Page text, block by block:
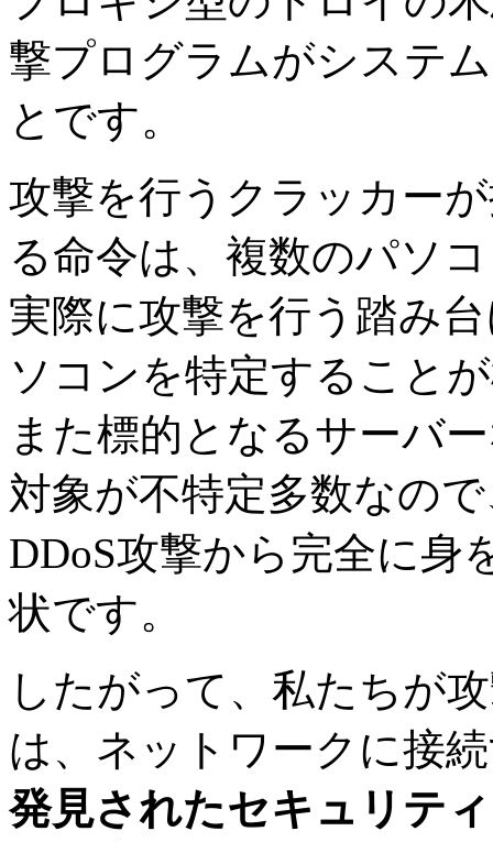
撃プログラムがシステ
とです。
攻撃を行うクラッカー
る命令は、複数のパソ
実際に攻撃を行う踏み
ソコンを特定すること
また標的となるサーバ
対象が不特定多数なの
DDoS攻撃から完全に身
状です。
したがって、私たちが
は、ネットワークに接
発見されたセキュリテ